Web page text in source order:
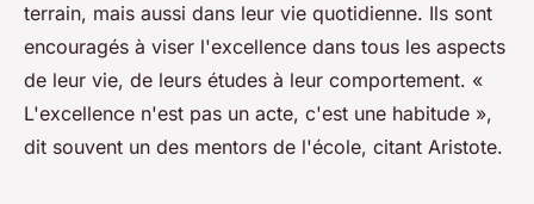
terrain, mais aussi dans leur vie quotidienne. Ils sont
encouragés à viser l'excellence dans tous les aspects
de leur vie, de leurs études à leur comportement. «
L'excellence n'est pas un acte, c'est une habitude »,
dit souvent un des mentors de l'école, citant Aristote.